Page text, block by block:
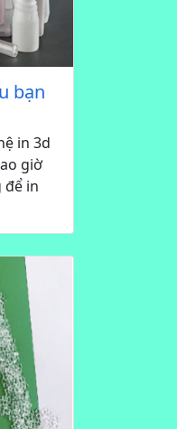
bạn
in 3d
giờ
để in